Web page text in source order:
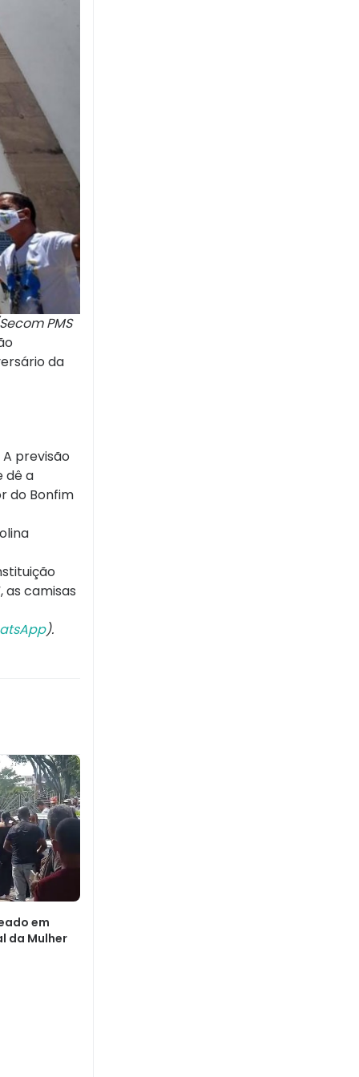
PMS
da
previsão
dê a
do Bonfim
as camisas
).
em
da Mulher